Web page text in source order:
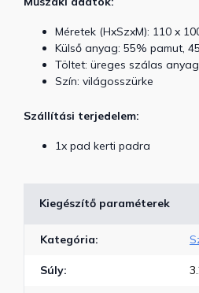
Méretek (HxSzxM): 110 x
Külső anyag: 55% pamut,
Töltet: üreges szálas anyag
Szín: világosszürke
Szállítási terjedelem:
1x pad kerti padra
Kiegészítő paraméterek
Kategória:
Súly: